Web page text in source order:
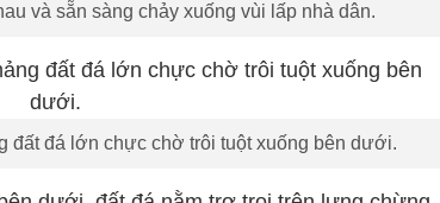
và sẵn sàng chảy xuống vùi lấp nhà dân.
đất đá lớn chực chờ trôi tuột xuống bên dưới.